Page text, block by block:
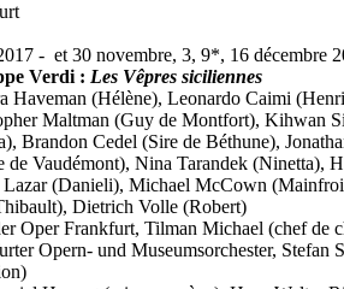
- et 30 novembre, 3, 9*, 16 décembre
Verdi : Les Vêpres siciliennes
Haveman (Hélène), Leonardo Caimi
Maltman (Guy de Montfort), Kihwan
Brandon Cedel (Sire de Béthune),
de Vaudémont), Nina Tarandek (Ninetta),
Lazar (Danieli), Michael McCown
Dietrich Volle (Robert)
Oper Frankfurt, Tilman Michael (chef de
Opern- und Museumsorchester, Stefan